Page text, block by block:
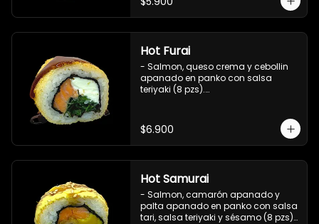
Hot Furai
- Salmon, queso crema y cebollin
apanado en panko con salsa
teriyaki (8 pzs).
$6.900
Hot Samurai
- Salmon, camarón apanado y
palta apanado en panko con salsa
tari, salsa teriyaki y sésamo (8 pzs).